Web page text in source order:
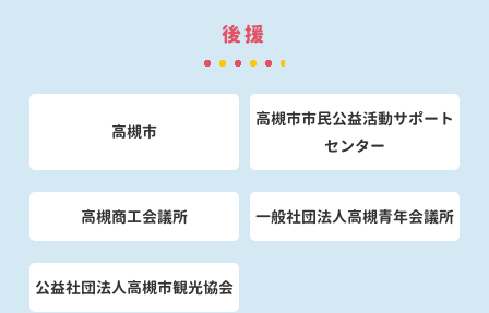
後援
高槻市
高槻市市民公益活動サポート
センター
高槻商工会議所 一般社団法人高槻青年会議所
公益社団法人高槻市観光協会